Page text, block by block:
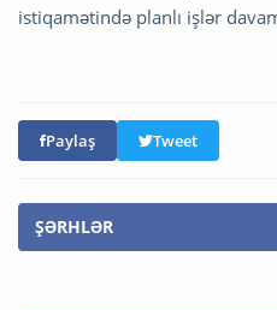
istiqamətində planlı işlər
Paylaş Tweet
ŞƏRHLƏR